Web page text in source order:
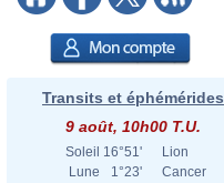
Transits et éphémérides
9 août, 10h00 T.U.
Soleil 16°51'
Lion
Lune
1°23'
Cancer